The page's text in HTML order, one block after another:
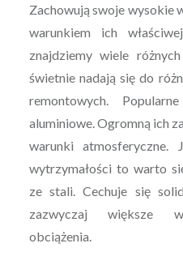
Zachowują swoje wysokie
warunkiem ich
znajdziemy wiele
świetnie nadają się do
remontowych.
aluminiowe. Ogromną ich
warunki atmosferyczne.
wytrzymałości to warto
ze stali. Cechuje się
zazwyczaj większe
obciążenia.